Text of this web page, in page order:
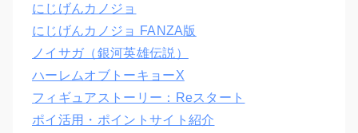
にじげんカノジョ
にじげんカノジョ FANZA版
ノイサガ（銀河英雄伝説）
ハーレムオブトーキョーX
フィギュアストーリー：Reスタート
ポイ活用・ポイントサイト紹介